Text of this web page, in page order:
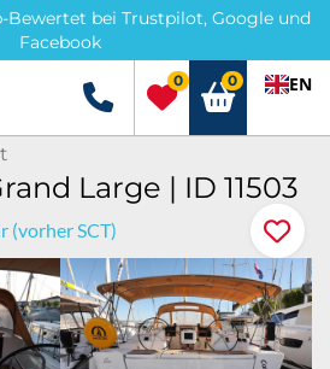
Bewertet bei Trustpilot, Google und
Facebook
+49 5741 3222690
0 0 EN
Large | ID 11503
(vorher SCT)